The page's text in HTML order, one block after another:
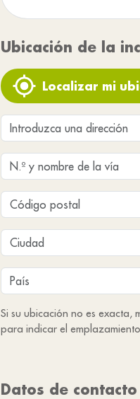
Ubicación de la
Localizar mi
Si su ubicación no es exacta,
para indicar el
Datos de contacto